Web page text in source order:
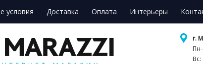
условия Доставка Оплата Интерьеры
г.
Вс: